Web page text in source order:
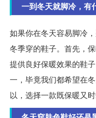
一到冬天就脚冷，有
如果你在冬天容易脚冷
冬季穿的鞋子。首先，
提供良好保暖效果的鞋
一，毕竟我们都希望在
以，选择一款既保暖又